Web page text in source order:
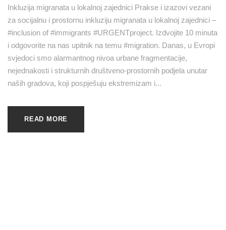
Inkluzija migranata u lokalnoj zajednici Prakse i izazovi vezani
za socijalnu i prostornu inkluziju migranata u lokalnoj zajednici –
#inclusion of #immigrants #URGENTproject. Izdvojite 10 minuta
i odgovorite na nas upitnik na temu #migration. Danas, u Evropi
svjedoci smo alarmantnog nivoa urbane fragmentacije,
nejednakosti i strukturnih društveno-prostornih podjela unutar
naših gradova, koji pospješuju ekstremizam i...
READ MORE